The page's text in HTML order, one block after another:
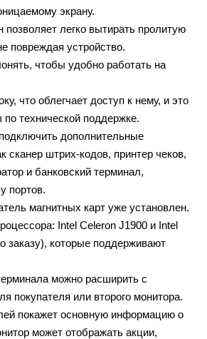
экрану.
легко вытирать пролитую
повреждая устройство.
чтобы удобно работать на
что облегчает доступ к нему, и это
технической поддержке.
дополнительные
сканер штрих-кодов, принтер чеков,
и банковский терминал,
портов.
магнитных карт уже установлен.
Intel Celeron J1900 и Intel
заказу), которые поддерживают
можно расширить с
покупателя или второго монитора.
покажет основную информацию о
может отображать акции,